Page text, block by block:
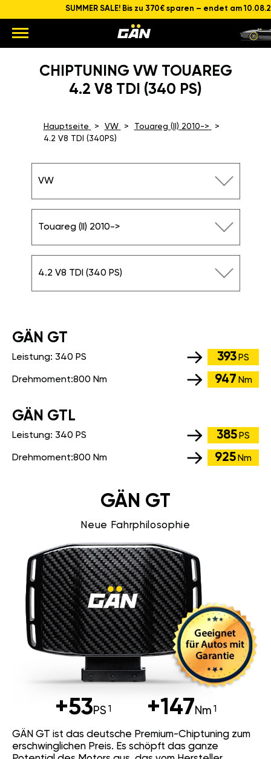
SUMMER SALE! Bis zu 370€ sparen – endet am
CHIPTUNING VW TOUAREG
4.2 V8 TDI (340 PS)
Hauptseite VW
Touareg (II) 2010->
4.2 V8 TDI (340PS)
VW
Touareg (II) 2010->
4.2 V8 TDI (340 PS)
GÄN GT
Leistung: 340 PS 393 PS
Drehmoment:800 Nm 947 Nm
GÄN GTL
Leistung: 340 PS 385 PS
Drehmoment:800 Nm 925 Nm
GÄN GT
Neue Fahrphilosophie
+53PS +147Nm
GÄN GT ist das deutsche Premium-Chiptuning zum
erschwinglichen Preis. Es schöpft das ganze